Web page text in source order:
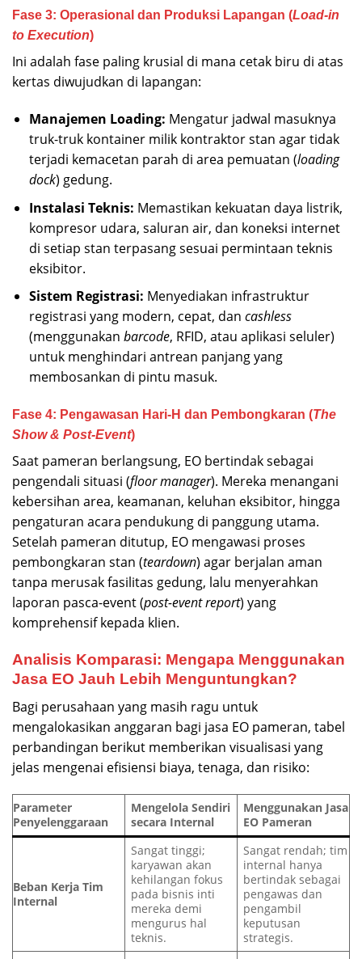
Fase 3: Operasional dan Produksi Lapangan (Load-in
to Execution)
Ini adalah fase paling krusial di mana cetak biru di atas
kertas diwujudkan di lapangan:
Manajemen Loading: Mengatur jadwal masuknya
truk-truk kontainer milik kontraktor stan agar tidak
terjadi kemacetan parah di area pemuatan (loading
dock) gedung.
Instalasi Teknis: Memastikan kekuatan daya listrik,
kompresor udara, saluran air, dan koneksi internet
di setiap stan terpasang sesuai permintaan teknis
eksibitor.
Sistem Registrasi: Menyediakan infrastruktur
registrasi yang modern, cepat, dan cashless
(menggunakan barcode, RFID, atau aplikasi seluler)
untuk menghindari antrean panjang yang
membosankan di pintu masuk.
Fase 4: Pengawasan Hari-H dan Pembongkaran (The
Show & Post-Event)
Saat pameran berlangsung, EO bertindak sebagai
pengendali situasi (floor manager). Mereka menangani
kebersihan area, keamanan, keluhan eksibitor, hingga
pengaturan acara pendukung di panggung utama.
Setelah pameran ditutup, EO mengawasi proses
pembongkaran stan (teardown) agar berjalan aman
tanpa merusak fasilitas gedung, lalu menyerahkan
laporan pasca-event (post-event report) yang
komprehensif kepada klien.
Analisis Komparasi: Mengapa Menggunakan
Jasa EO Jauh Lebih Menguntungkan?
Bagi perusahaan yang masih ragu untuk
mengalokasikan anggaran bagi jasa EO pameran, tabel
perbandingan berikut memberikan visualisasi yang
jelas mengenai efisiensi biaya, tenaga, dan risiko:
Parameter
Penyelenggaraan
Mengelola Sendiri
secara Internal
Menggunakan Jasa
EO Pameran
Beban Kerja Tim
Internal
Sangat tinggi;
karyawan akan
kehilangan fokus
pada bisnis inti
mereka demi
mengurus hal
teknis.
Sangat rendah; tim
internal hanya
bertindak sebagai
pengawas dan
pengambil
keputusan
strategis.